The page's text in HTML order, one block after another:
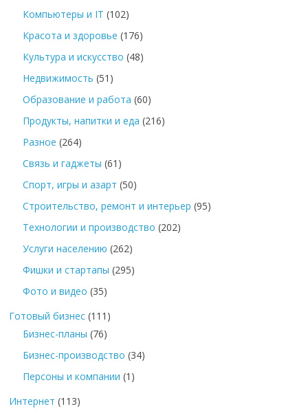
Компьютеры и IT (102)
Красота и здоровье (176)
Культура и искусство (48)
Недвижимость (51)
Образование и работа (60)
Продукты, напитки и еда (216)
Разное (264)
Связь и гаджеты (61)
Спорт, игры и азарт (50)
Строительство, ремонт и интерьер (95)
Технологии и производство (202)
Услуги населению (262)
Фишки и стартапы (295)
Фото и видео (35)
Готовый бизнес (111)
Бизнес-планы (76)
Бизнес-производство (34)
Персоны и компании (1)
Интернет (113)